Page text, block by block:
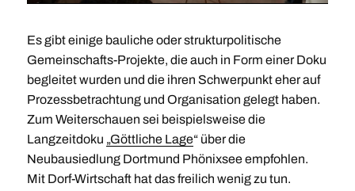
Es gibt einige bauliche oder strukturpolitische
Gemeinschafts-Projekte, die auch in Form einer Doku
begleitet wurden und die ihren Schwerpunkt eher auf
Prozessbetrachtung und Organisation gelegt haben.
Zum Weiterschauen sei beispielsweise die
Langzeitdoku „Göttliche Lage“ über die
Neubausiedlung Dortmund Phönixsee empfohlen.
Mit Dorf-Wirtschaft hat das freilich wenig zu tun.